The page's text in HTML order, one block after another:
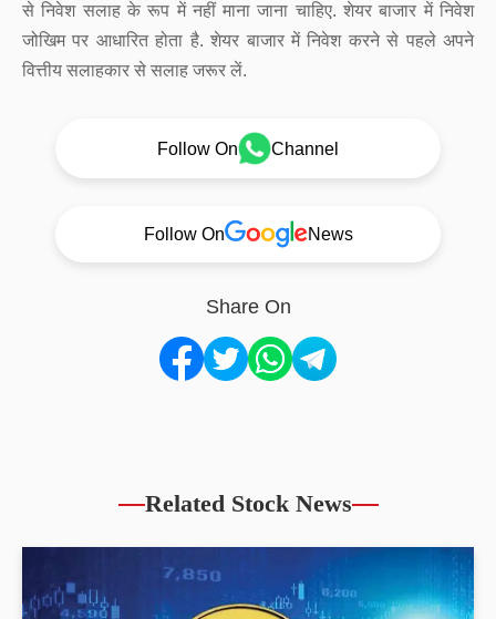
से निवेश सलाह के रूप में नहीं माना जाना चाहिए. शेयर बाजार में निवेश
जोखिम पर आधारित होता है. शेयर बाजार में निवेश करने से पहले अपने
वित्तीय सलाहकार से सलाह जरूर लें.
Follow On Channel
Follow On News
Share On
Related Stock News